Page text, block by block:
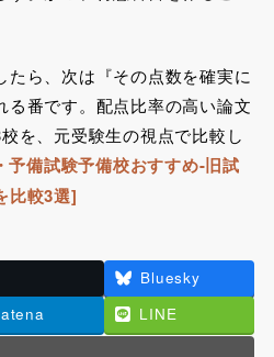
たら、次は『その点数を確実に
る番です。配点比率の高い論文
を、元受験生の視点で比較し
予備試験予備校おすすめ-旧試
比較3選]
Bluesky
LINE